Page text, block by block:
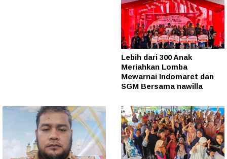
Lebih dari 300 Anak
Meriahkan Lomba
Mewarnai Indomaret dan
SGM Bersama nawilla